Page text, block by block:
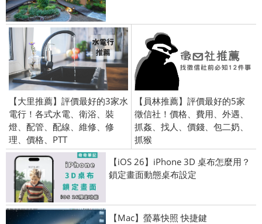
【大里推薦】評價最好的3家水
電行！各式水電、衛浴、裝
燈、配管、配線、維修、修
理、價格、PTT
【員林推薦】評價最好的5家
徵信社！價格、費用、外遇、
抓姦、找人、價錢、包二奶、
抓猴
【iOS 26】iPhone 3D 桌布怎麼用？
鎖定畫面動態桌布設定
【Mac】螢幕快照 快捷鍵